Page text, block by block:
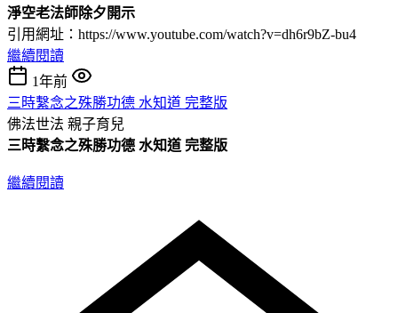
淨空老法師除夕開示
引用網址：https://www.youtube.com/watch?v=dh6r9bZ-bu4
繼續閱讀
1年前
三時繫念之殊勝功德 水知道 完整版
佛法世法 親子育兒
三時繫念之殊勝功德 水知道 完整版
繼續閱讀